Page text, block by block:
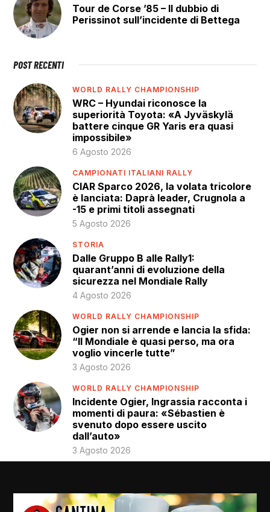
Tour de Corse ’85 – Il dubbio di
Perissinot sull’incidente di Bettega
POST RECENTI
WORLD RALLY CHAMPIONSHIP
WRC – Hyundai riconosce la
superiorità Toyota: «A Jyväskylä
battere cinque GR Yaris era quasi
impossibile»
6 Agosto 2026
CAMPIONATI ITALIANI RALLY
CIAR Sparco 2026, la volata tricolore
è lanciata: Daprà leader, Crugnola a
-15 e primi titoli assegnati
5 Agosto 2026
STORIA
Dalle Gruppo B alle Rally1:
quarant’anni di evoluzione della
sicurezza nel Mondiale Rally
4 Agosto 2026
WORLD RALLY CHAMPIONSHIP
Ogier non si arrende e lancia la sfida:
“Il Mondiale è quasi perso, ma ora
voglio vincerle tutte”
3 Agosto 2026
WORLD RALLY CHAMPIONSHIP
Incidente Ogier, Ingrassia racconta i
momenti di paura: «Sébastien è
svenuto dopo essere uscito
dall’auto»
3 Agosto 2026